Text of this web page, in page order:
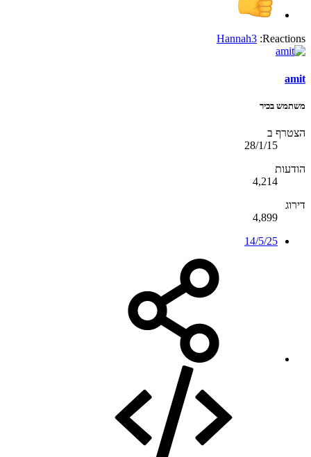
Reactions:
Hannah3
amit
משתמש בכיר
הצטרף ב
28/1/15
הודעות
4,214
דירוג
4,899
14/5/25